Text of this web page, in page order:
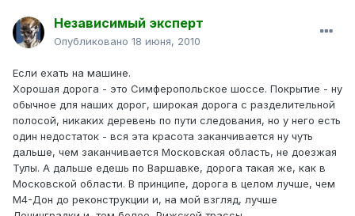
Независимый эксперт
Опубликовано 18 июня, 2010
Если ехать на машине.
Хорошая дорога - это Симферопольское шоссе. Покрытие - ну
обычное для наших дорог, широкая дорога с разделительной
полосой, никаких деревень по пути следования, но у него есть
один недостаток - вся эта красота заканчивается ну чуть
дальше, чем заканчивается Московская область, не доезжая
Тулы. А дальше едешь по Варшавке, дорога такая же, как в
Московской области. В принципе, дорога в целом лучше, чем
М4-Дон до реконструкции и, на мой взгляд, лучше